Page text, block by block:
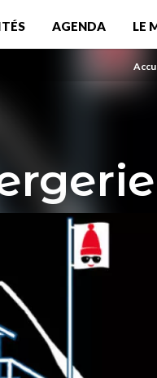
AGENDA LE